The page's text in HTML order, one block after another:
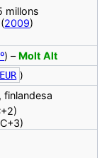
millons
2009)
) – Molt Alt
EUR )
finlandesa